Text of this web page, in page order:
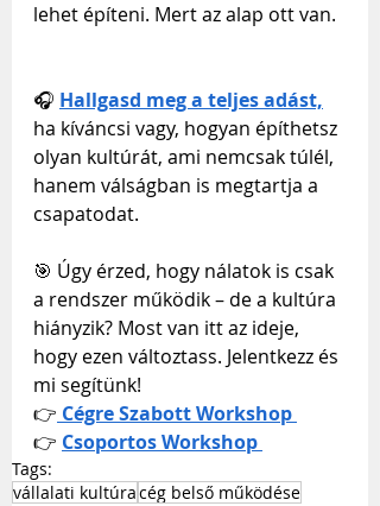
lehet építeni. Mert az alap ott van.
🎧 Hallgasd meg a teljes adást,
ha kíváncsi vagy, hogyan építhetsz
olyan kultúrát, ami nemcsak túlél,
hanem válságban is megtartja a
csapatodat.
🎯 Úgy érzed, hogy nálatok is csak
a rendszer működik – de a kultúra
hiányzik? Most van itt az ideje,
hogy ezen változtass. Jelentkezz és
mi segítünk!
👉 Cégre Szabott Workshop
👉 Csoportos Workshop
Tags:
vállalati kultúracég belső működése